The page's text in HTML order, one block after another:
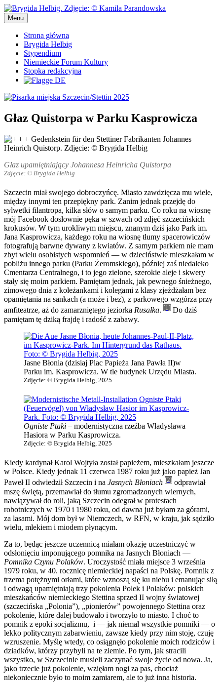
Przejdź
do
treści
Pisarka miejska Szczecin/Stettin 2025
Pisarka miejska Szczecin/Stettin 2025
Menu
Strona główna
Brygida Helbig
Stypendium
Niemieckie Forum Kultury
Stopka redakcyjna
Głaz Quistorpa w Parku Kasprowicza
Głaz upamiętniający Johannesa Heinricha Quistorpa
Zdjęcie: © Brygida Helbig
Szczecin miał swojego dobroczyńcę. Miasto zawdzięcza mu wiele,
między innymi ten przepiękny park. Zanim jednak przejdę do
sylwetki filantropa, kilka słów o samym parku. Co roku na wiosnę
mój Facebook dosłownie pęka w szwach od zdjęć szczecińskich
krokusów. W tym urokliwym miejscu, znanym dziś jako Park im.
Jana Kasprowicza, każdego roku na wiosnę tłumy spacerowiczów
fotografują barwne dywany z kwiatów. Z samym parkiem nie mam
zbyt wielu osobistych wspomnień — w dzieciństwie mieszkałam w
pobliżu innego parku (Parku Żeromskiego), później zaś niedaleko
Cmentarza Centralnego, i to jego zielone, szerokie aleje i skwery
stały się moim parkiem. Pamiętam jednak, jak pewnego śnieżnego,
zimowego dnia z koleżankami i kolegami z klasy zjeżdżałam bez
opamiętania na sankach (a może i bez), z parkowego wzgórza przy
amfiteatrze, aż do zamarzniętego jeziorka Rusałka. [1] Do dziś
pamiętam tę dziką frajdę i radość z zabawy.
Jasne Błonia (dzisiaj Plac Papieża Jana Pawła II)w
Parku im. Kasprowicza. W tle budynek Urzędu Miasta.
Zdjęcie: © Brygida Helbig, 2025
Ogniste Ptaki – modernistyczna rzeźba Władysława
Hasiora w Parku Kasprowicza.
Zdjęcie: © Brygida Helbig, 2025
Kiedy kardynał Karol Wojtyła został papieżem, mieszkałam jeszcze
w Polsce. Kiedy jednak 11 czerwca 1987 roku już jako papież Jan
Paweł II odwiedził Szczecin i na Jasnych Błoniach [2] odprawiał
mszę świętą, przemawiał do tłumu zgromadzonych wiernych,
nawiązywał do roli, jaką Szczecin odegrał w protestach
robotniczych w 1970 i 1980 roku, od dawna już byłam za górami,
za lasami. Mój dom był w Niemczech, w RFN, w kraju, jak sądziło
wielu, mlekiem i miodem płynącym.
Za to, będąc jeszcze uczennicą miałam okazję uczestniczyć w
odsłonięciu imponującego pomnika na Jasnych Błoniach —
Pomnika Czynu Polaków. Uroczystość miała miejsce 3 września
1979 roku, w 40. rocznicę niemieckiej napaści na Polskę. Pomnik z
trzema potężnymi orłami, które wznoszą się ku niebu i emanując siłą
i odwagą upamiętniają trzy pokolenia Polek i Polaków: polskich
mieszkańców niemieckiego Stettina sprzed II wojny światowej
(szczecińska „Polonia”), „pionierów” powojennego Stettina oraz
pokolenie, które dalej budowało i tworzyło to miasto. I choć to
pomnik z epoki socjalizmu, i — jak niemal wszystkie pomniki — o
lekko politycznym zabarwieniu, zawsze kiedy przy nim stoję, czuję
wzruszenie. Myślę wtedy, co osiągnęło pokolenie moich rodziców i
dziadków, którzy przybyli na te ziemie. Po tym, jak stracili
wszystko, w Szczecinie musieli zaczynać swoje życie od nowa. Ja,
jako trzecie już pokolenie, wzięłam nogi za pas, chociaż
niekoniecznie było to moim zamiarem, ale to już inna historia.